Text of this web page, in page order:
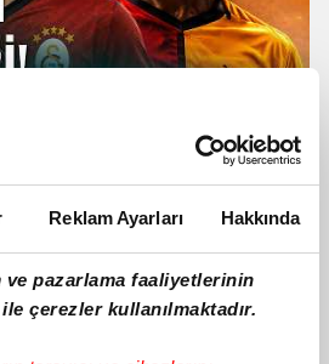
Reklam Ayarları Hakkında
pazarlama faaliyetlerinin
çerezler kullanılmaktadır.
Sergey Batrakov